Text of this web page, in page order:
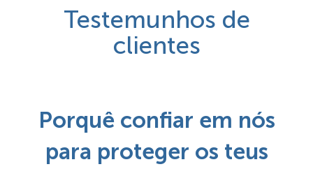
Testemunhos de
clientes
Porquê confiar em nós
para proteger os teus